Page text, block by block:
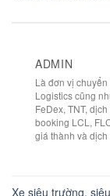
ADMIN
Là đơn vị
Logistics cũng
FeDex, TNT,
booking LCL,
giá thành và
Xe siêu trường,